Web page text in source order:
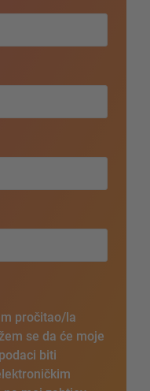
pročitao/la
se da će moje
biti